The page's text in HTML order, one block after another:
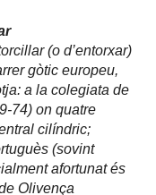
(o d’entorxar)
gòtic europeu,
a la colegiata de
74) on quatre
cilíndric;
(sovint
afortunat és
Olivença